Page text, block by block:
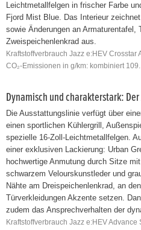
Leichtmetallfelgen in frischer Farbe
Fjord Mist Blue. Das Interieur
sowie Änderungen an Armaturentafel,
Zweispeichenlenkrad aus.
Kraftstoffverbrauch Jazz e:HEV
CO₂-Emissionen in g/km: kombiniert
Dynamisch und charakterstark:
Die Ausstattungslinie verfügt über
einen sportlichen Kühlergrill,
spezielle 16-Zoll-Leichtmetallfelgen.
einer exklusiven Lackierung: Urban
hochwertige Anmutung durch Sitze
schwarzem Velourskunstleder und
Nähte am Dreispeichenlenkrad, an
Türverkleidungen Akzente setzen.
zudem das Ansprechverhalten der
Kraftstoffverbrauch Jazz e:HEV